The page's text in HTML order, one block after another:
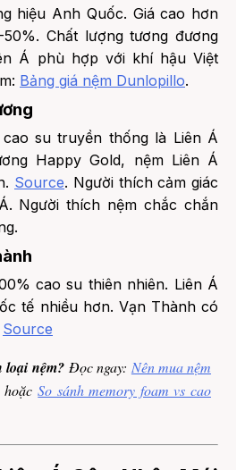
hiệu Anh Quốc. Giá cao hơn
Chất lượng tương đương
Á phù hợp với khí hậu Việt
Bảng giá nệm Dunlopillo.
su truyền thống là Liên Á
Happy Gold, nệm Liên Á
Source. Người thích cảm giác
Người thích nệm chắc chắn
cao su thiên nhiên. Liên Á
tế nhiều hơn. Vạn Thành có
Source
loại nệm?Đọc ngay: Nên mua nệm
hoặcSo sánh memory foam vs cao